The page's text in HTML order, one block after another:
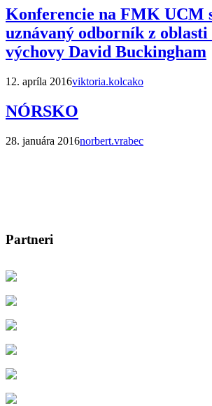
Konferencie na FMK UCM
uznávaný odborník z
výchovy David Buckingham
12. apríla 2016viktoria.kolcako
NÓRSKO
28. januára 2016norbert.vrabec
Partneri